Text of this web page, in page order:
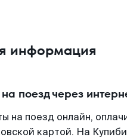
информация
поезд через
на поезд онлайн,
картой. На